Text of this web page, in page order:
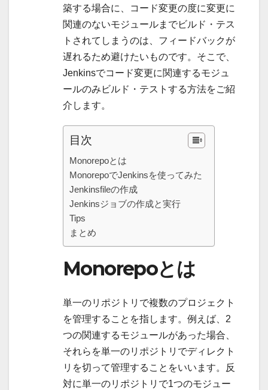
築する場合に、コード変更の度に変更に
関連のないモジュールまでビルド・テス
トされてしまうのは、フィードバックが
遅れるため避けたいものです。そこで、
Jenkinsでコード変更に関連するモジュ
ールのみビルド・テストする方法をご紹
介します。
目次
Monorepoとは
MonorepoでJenkinsを使ってみた
Jenkinsfileの作成
Jenkinsジョブの作成と実行
Tips
まとめ
Monorepoとは
単一のリポジトリで複数のプロジェクト
を管理することを指します。例えば、2
つの関連するモジュールがあった場合、
それらを単一のリポジトリでディレクト
リを切って管理することをいいます。反
対に単一のリポジトリで1つのモジュー